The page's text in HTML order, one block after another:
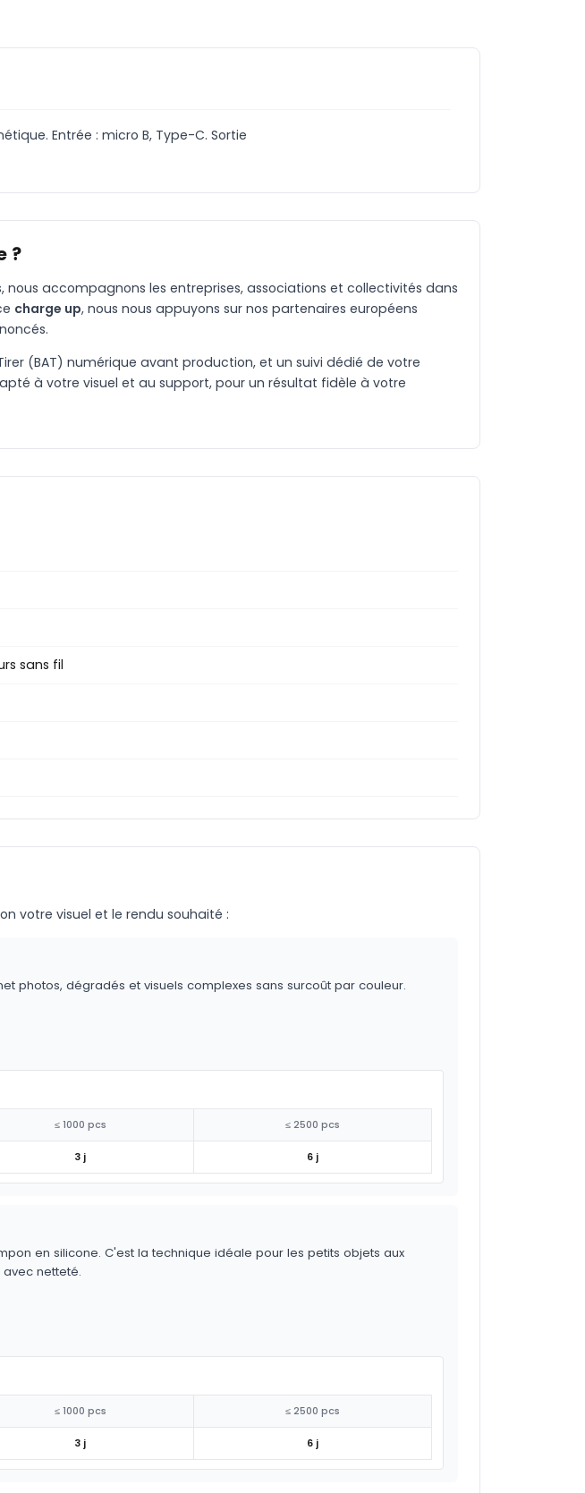
Entrée : micro B, Type-C. Sortie
?
accompagnons les entreprises, associations et collectivités dans
charge up, nous nous appuyons sur nos partenaires européens
(BAT) numérique avant production, et un suivi dédié de votre
à votre visuel et au support, pour un résultat fidèle à votre
sans fil
votre visuel et le rendu souhaité :
photos, dégradés et visuels complexes sans surcoût par couleur.
≤ 1000 pcs ≤ 2500 pcs
3 j 6 j
en silicone. C'est la technique idéale pour les petits objets aux
netteté.
≤ 1000 pcs ≤ 2500 pcs
3 j 6 j